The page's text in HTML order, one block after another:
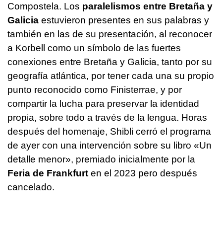
Compostela. Los paralelismos entre Bretaña y
Galicia estuvieron presentes en sus palabras y
también en las de su presentación, al reconocer
a Korbell como un símbolo de las fuertes
conexiones entre Bretaña y Galicia, tanto por su
geografía atlántica, por tener cada una su propio
punto reconocido como Finisterrae, y por
compartir la lucha para preservar la identidad
propia, sobre todo a través de la lengua. Horas
después del homenaje, Shibli cerró el programa
de ayer con una intervención sobre su libro «Un
detalle menor», premiado inicialmente por la
Feria de Frankfurt en el 2023 pero después
cancelado.